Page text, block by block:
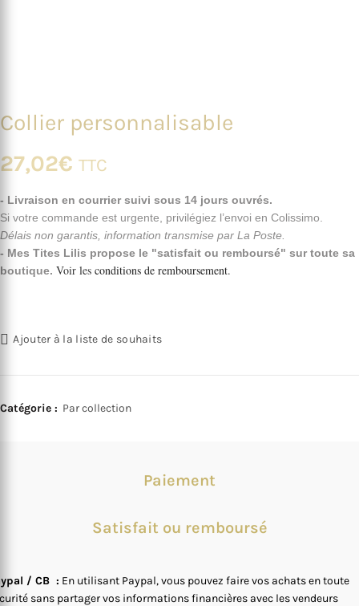
Collier personnalisable
27,02€ TTC
- Livraison en courrier suivi sous 14 jours ouvrés.
Si votre commande est urgente, privilégiez l’envoi en Colissimo.
Délais non garantis, information transmise par La Poste.
- Mes Tites Lilis propose le "satisfait ou remboursé" sur toute sa
boutique. Voir les conditions de remboursement.
Ajouter à la liste de souhaits
Catégorie : Par collection
Paiement
Satisfait ou remboursé
/ CB : En utilisant Paypal, vous pouvez faire vos achats en toute
sans partager vos informations financières avec les vendeurs